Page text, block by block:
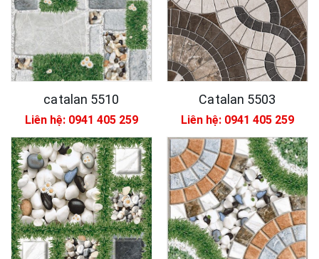
catalan 5510
Liên hệ: 0941 405 259
Catalan 5503
Liên hệ: 0941 405 259